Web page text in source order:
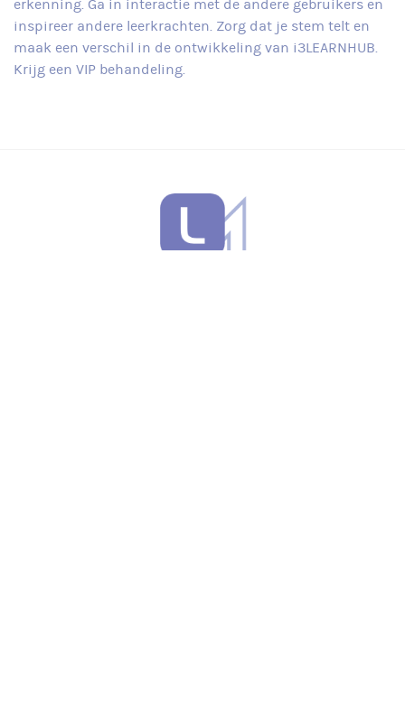
Meer oplossingen voor het onderwijs
erkenning. Ga in interactie met de andere gebruikers en
inspireer andere leerkrachten. Zorg dat je stem telt en
maak een verschil in de ontwikkeling van i3LEARNHUB.
Krijg een VIP behandeling.